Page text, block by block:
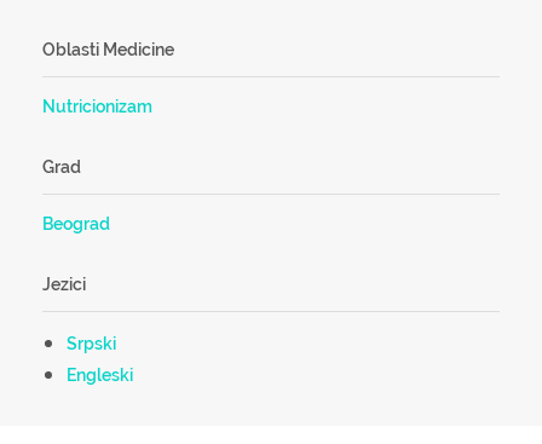
Oblasti Medicine
Nutricionizam
Grad
Beograd
Jezici
Srpski
Engleski